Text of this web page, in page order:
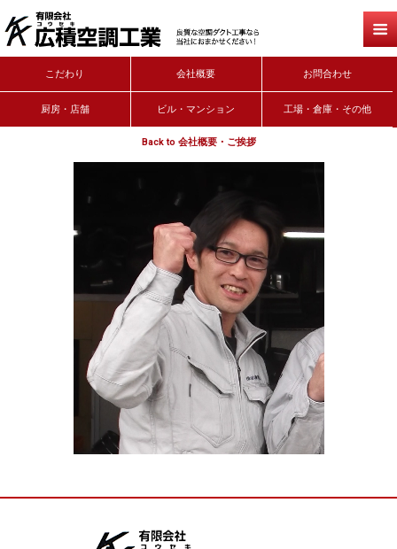
こだわり 会社概要 お問合わせ
厨房・店舗 ビル・マンション 工場・倉庫・その他
Back to 会社概要・ご挨拶